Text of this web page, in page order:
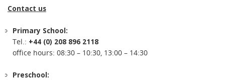
Contact us
Primary School:
Tel.: +44 (0) 208 896 2118
office hours: 08:30 – 10:30, 13:00 – 14:30
Preschool: